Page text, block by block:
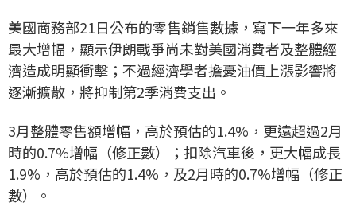
美國商務部21日公布的零售銷售數據，寫下一年多來
最大增幅，顯示伊朗戰爭尚未對美國消費者及整體經
濟造成明顯衝擊；不過經濟學者擔憂油價上漲影響將
逐漸擴散，將抑制第2季消費支出。
3月整體零售額增幅，高於預估的1.4%，更遠超過2月
時的0.7%增幅（修正數）；扣除汽車後，更大幅成長
1.9%，高於預估的1.4%，及2月時的0.7%增幅（修正
數）。